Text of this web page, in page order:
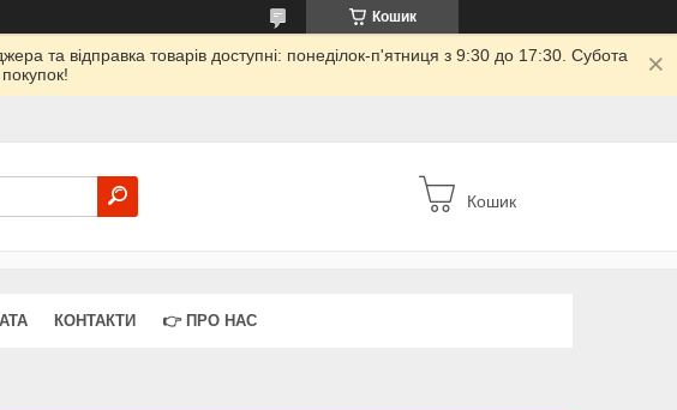
Кошик
та відправка товарів доступні: понеділок-п'ятниця з 9:30 до 17:30. Субота
Кошик
КОНТАКТИ 👉 ПРО НАС